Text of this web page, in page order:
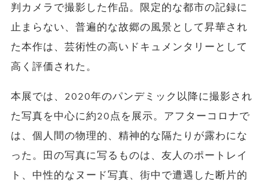
判カメラで撮影した作品。限定的な都市の記録に
止まらない、普遍的な故郷の風景として昇華され
た本作は、芸術性の高いドキュメンタリーとして
高く評価された。
本展では、2020年のパンデミック以降に撮影され
た写真を中心に約20点を展示。アフターコロナで
は、個人間の物理的、精神的な隔たりが露わにな
った。田の写真に写るものは、友人のポートレイ
ト、中性的なヌード写真、街中で遭遇した断片的